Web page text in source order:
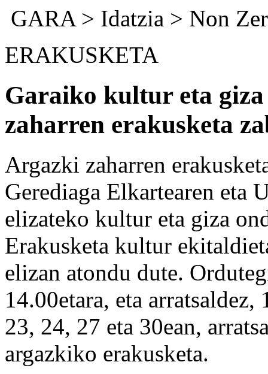
GARA> Idatzia > Non Zer
ERAKUSKETA
Garaiko kultur eta
zaharren erakusketa
Argazki zaharren
Gerediaga Elkartearen eta
elizateko kultur eta giza
Erakusketa kultur
elizan atondu dute.
14.00etara, eta
23, 24, 27 eta 30ean,
argazkiko erakusketa.